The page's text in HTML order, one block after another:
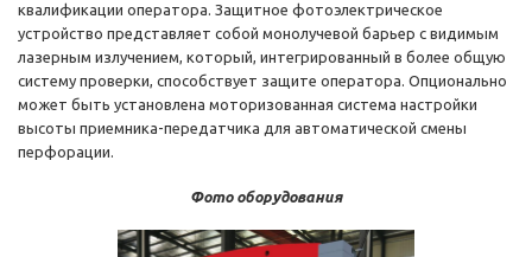
квалификации оператора. Защитное фотоэлектрическое
устройство представляет собой монолучевой барьер с видимым
лазерным излучением, который, интегрированный в более общую
систему проверки, способствует защите оператора. Опционально
может быть установлена моторизованная система настройки
высоты приемника-передатчика для автоматической смены
перфорации.
Фото оборудования